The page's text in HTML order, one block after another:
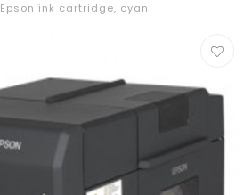
Epson ink cartridge, cyan